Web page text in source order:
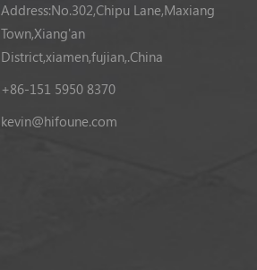
Address:No.302,Chipu Lane,Maxiang
Town,Xiang'an
District,xiamen,fujian,.China
+86-151 5950 8370
kevin@hifoune.com